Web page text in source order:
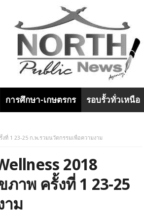
การศึกษา-เกษตรกร รอบรั้วทั่วเหนือ
ที่ 1 23-25 ก.พ.รวมนวัตกรรมเพื่อความงาม
2018
าพ ครั้งที่ 1 23-25
าม